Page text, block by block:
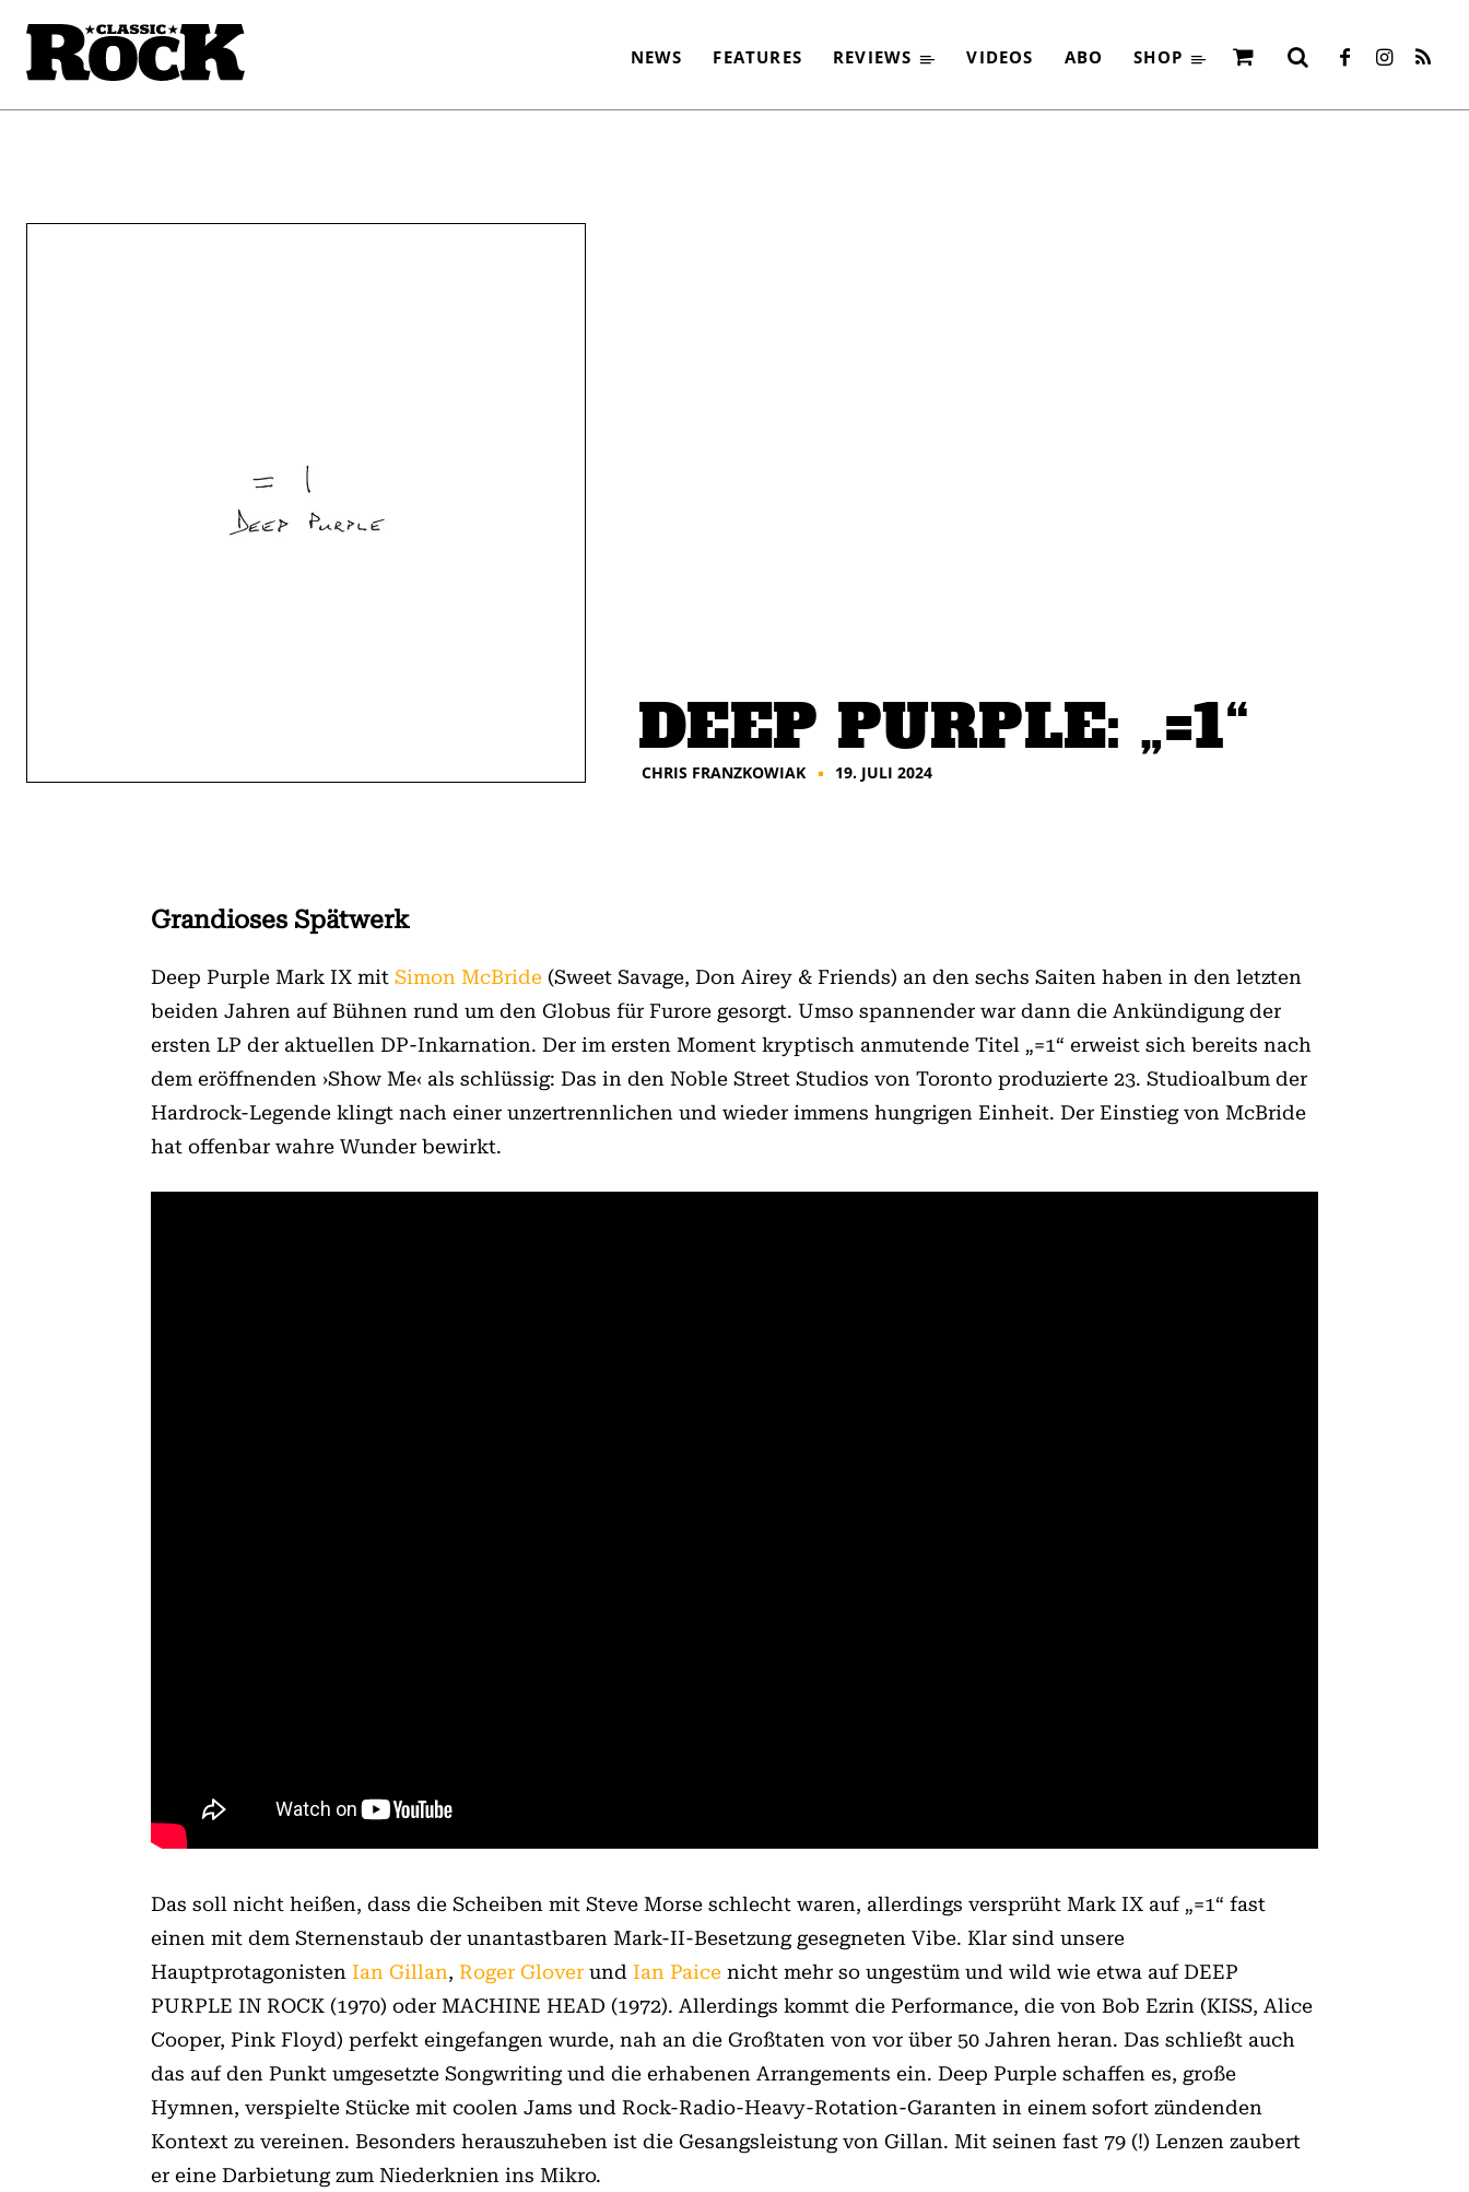
NEWS FEATURES REVIEWS VIDEOS ABO SHOP
DEEP PURPLE: „=1“
CHRIS FRANZKOWIAK ■ 19. JULI 2024
Grandioses Spätwerk
Deep Purple Mark IX mit Simon McBride (Sweet Savage, Don Airey & Friends) an den sechs Saiten haben in den letzten
beiden Jahren auf Bühnen rund um den Globus für Furore gesorgt. Umso spannender war dann die Ankündigung der
ersten LP der aktuellen DP-Inkarnation. Der im ersten Moment kryptisch anmutende Titel „=1“ erweist sich bereits nach
dem eröffnenden ›Show Me‹ als schlüssig: Das in den Noble Street Studios von Toronto produzierte 23. Studioalbum der
Hardrock-Legende klingt nach einer unzertrennlichen und wieder immens hungrigen Einheit. Der Einstieg von McBride
hat offenbar wahre Wunder bewirkt.
Das soll nicht heißen, dass die Scheiben mit Steve Morse schlecht waren, allerdings versprüht Mark IX auf „=1“ fast
einen mit dem Sternenstaub der unantastbaren Mark-II-Besetzung gesegneten Vibe. Klar sind unsere
Hauptprotagonisten Ian Gillan, Roger Glover und Ian Paice nicht mehr so ungestüm und wild wie etwa auf DEEP
PURPLE IN ROCK (1970) oder MACHINE HEAD (1972). Allerdings kommt die Performance, die von Bob Ezrin (KISS, Alice
Cooper, Pink Floyd) perfekt eingefangen wurde, nah an die Großtaten von vor über 50 Jahren heran. Das schließt auch
das auf den Punkt umgesetzte Songwriting und die erhabenen Arrangements ein. Deep Purple schaffen es, große
Hymnen, verspielte Stücke mit coolen Jams und Rock-Radio-Heavy-Rotation-Garanten in einem sofort zündenden
Kontext zu vereinen. Besonders herauszuheben ist die Gesangsleistung von Gillan. Mit seinen fast 79 (!) Lenzen zaubert
er eine Darbietung zum Niederknien ins Mikro.